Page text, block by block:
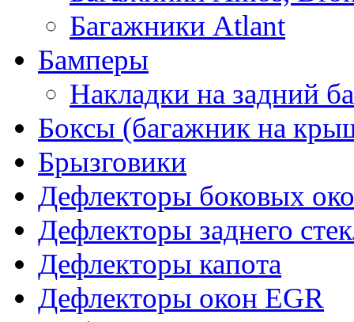
Багажники Atlant
Бамперы
Накладки на задний
Боксы (багажник на
Брызговики
Дефлекторы боковых
Дефлекторы заднего
Дефлекторы капота
Дефлекторы окон EGR